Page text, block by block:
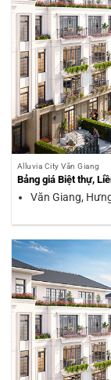
Alluvia City Văn Giang
Bảng giá Biệt thự,
Văn Giang,